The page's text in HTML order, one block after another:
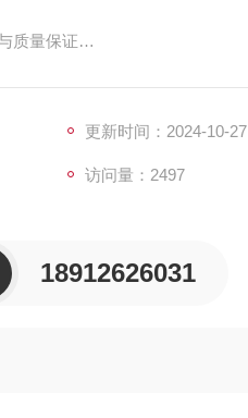
质量保证
料稳定性控制更新时间：2024-10-27
访问量：2497
18912626031